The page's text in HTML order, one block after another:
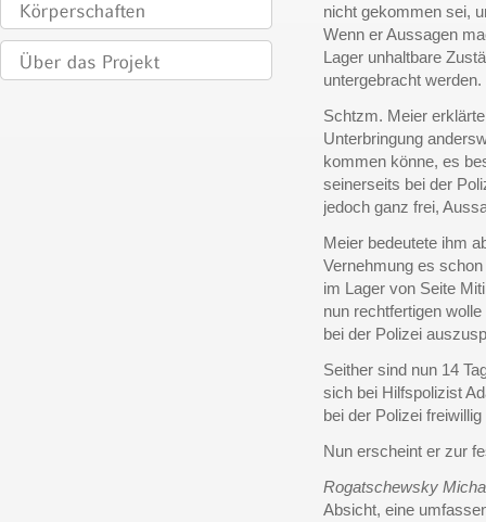
nicht gekommen sei,
Wenn er Aussagen
Lager unhaltbare
untergebracht werden.
Schtzm. Meier
Unterbringung
kommen könne, es
seinerseits bei der
jedoch ganz frei,
Meier bedeutete ihm
Vernehmung es
im Lager von Seite
nun rechtfertigen
bei der Polizei
Seither sind nun 14
sich bei Hilfspolizist
bei der Polizei freiwillig
Nun erscheint er zur
Rogatschewsky
Absicht, eine